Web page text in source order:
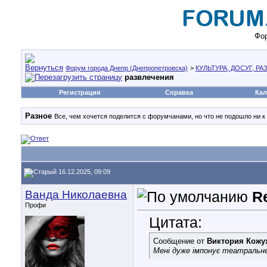
Форум города Днепр (Днепропетровска) > КУЛЬТУРА, ДОСУГ,
развлечения
Регистрация Справка
Разное Все, чем хочется поделится с форумчанами, но что не подошло ни к
16.12.2025, 09:09
Ванда Николаевна
Профи
Цитата:
Сообщение от Виктория
Мені дуже імпонує